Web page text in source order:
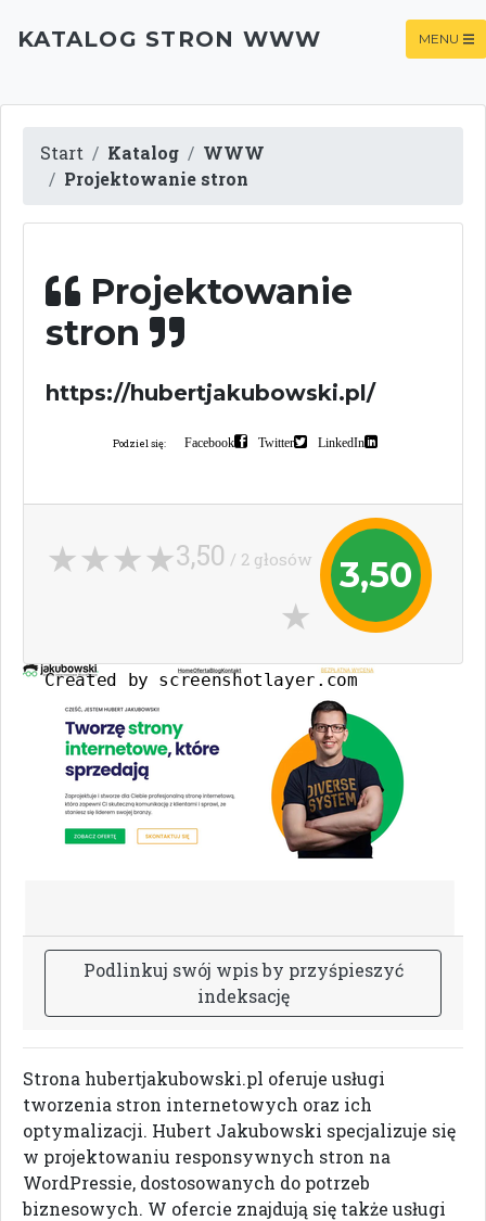
KATALOG STRON WWW MENU
Start Katalog
WWW
Projektowanie stron
Projektowanie
stron
https://hubertjakubowski.pl/
Podziel się: Facebook Twitter LinkedIn
3,50
3,50 / 2 głosów
Podlinkuj swój wpisby przyśpieszyć
indeksację
Strona hubertjakubowski.pl oferuje usługi
tworzenia stron internetowych oraz ich
optymalizacji. Hubert Jakubowski specjalizuje się
w projektowaniu responsywnych stron na
WordPressie, dostosowanych do potrzeb
biznesowych. W ofercie znajdują się także usługi